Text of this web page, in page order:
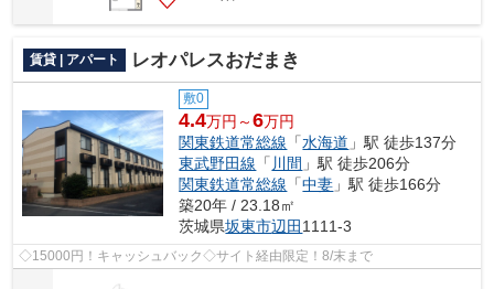
賃貸 | アパート レオパレスおだまき
敷0
4.4万円～6万円
関東鉄道常総線 「水海道 」駅 徒歩137分
東武野田線 「 川間 」駅 徒歩206分
関東鉄道常総線 「中妻 」駅 徒歩166分
築20年 / 23.18㎡
茨城県坂東市辺田 1111-3
◇15000円！キャッシュバック◇サイト経由限定！8/末まで